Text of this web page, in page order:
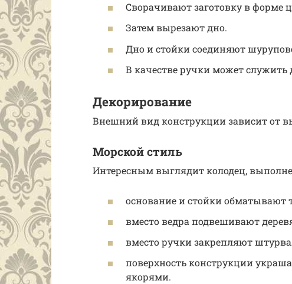
Сворачивают заготовку в форме
Затем вырезают дно.
Дно и стойки соединяют
В качестве ручки может
Декорирование
Внешний вид конструкции зависит от
Морской стиль
Интересным выглядит колодец,
основание и стойки обматывают
вместо ведра подвешивают
вместо ручки закрепляют
поверхность конструкции
якорями.